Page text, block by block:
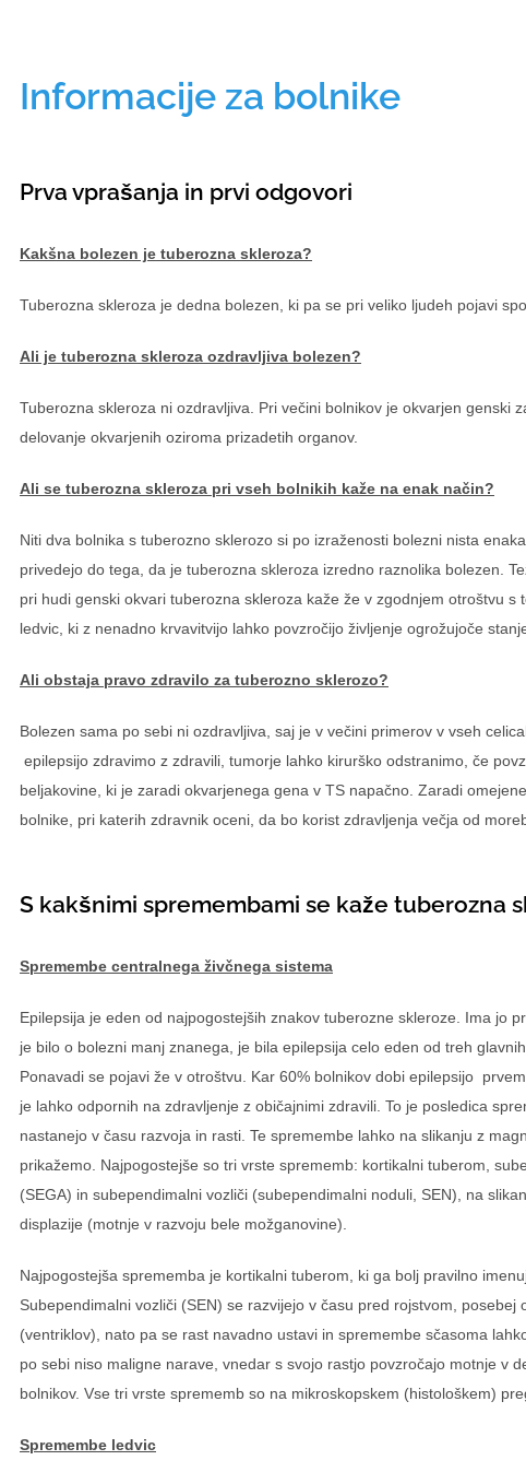
Informacije za bolnike
Prva vprašanja in prvi odgovori
Kakšna bolezen je tuberozna skleroza?
Tuberozna skleroza je dedna bolezen, ki pa se pri veliko ljudeh pojavi
Ali je tuberozna skleroza ozdravljiva bolezen?
Tuberozna skleroza ni ozdravljiva. Pri večini bolnikov je okvarjen genski
delovanje okvarjenih oziroma prizadetih organov.
Ali se tuberozna skleroza pri vseh bolnikih kaže na enak način?
Niti dva bolnika s tuberozno sklerozo si po izraženosti bolezni nista
privedejo do tega, da je tuberozna skleroza izredno raznolika bolezen.
pri hudi genski okvari tuberozna skleroza kaže že v zgodnjem otroštvu
ledvic, ki z nenadno krvavitvijo lahko povzročijo življenje ogrožujoče
Ali obstaja pravo zdravilo za tuberozno sklerozo?
Bolezen sama po sebi ni ozdravljiva, saj je v večini primerov v vseh
epilepsijo zdravimo z zdravili, tumorje lahko kirurško odstranimo, če
beljakovine, ki je zaradi okvarjenega gena v TS napačno. Zaradi
bolnike, pri katerih zdravnik oceni, da bo korist zdravljenja večja od
S kakšnimi spremembami se kaže tuberozna
Spremembe centralnega živčnega sistema
Epilepsija je eden od najpogostejših znakov tuberozne skleroze. Ima jo
je bilo o bolezni manj znanega, je bila epilepsija celo eden od treh
Ponavadi se pojavi že v otroštvu. Kar 60% bolnikov dobi epilepsijo
je lahko odpornih na zdravljenje z običajnimi zdravili. To je posledica
nastanejo v času razvoja in rasti. Te spremembe lahko na slikanju z
prikažemo. Najpogostejše so tri vrste sprememb: kortikalni tuberom,
(SEGA) in subependimalni vozliči (subependimalni noduli, SEN), na
displazije (motnje v razvoju bele možganovine).
Najpogostejša sprememba je kortikalni tuberom, ki ga bolj pravilno
Subependimalni vozliči (SEN) se razvijejo v času pred rojstvom, posebej
(ventriklov), nato pa se rast navadno ustavi in spremembe sčasoma
po sebi niso maligne narave, vnedar s svojo rastjo povzročajo motnje v
bolnikov. Vse tri vrste sprememb so na mikroskopskem (histološkem)
Spremembe ledvic